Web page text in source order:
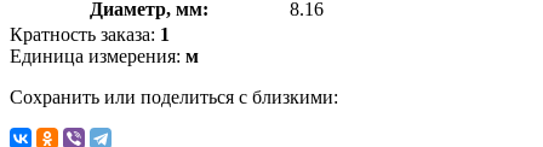
Диаметр, мм:
8.16
Кратность заказа: 1
Единица измерения: м
Сохранить или поделиться с близкими: